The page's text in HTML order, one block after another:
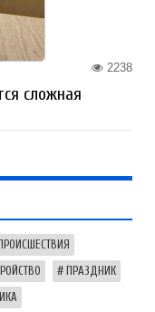
2238
сложная
ПРОИСШЕСТВИЯ
ПРАЗДНИК